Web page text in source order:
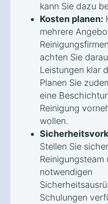
kann Sie dazu
Kosten planen:
mehrere
achten Sie
Leistungen klar
Planen Sie
eine
Reinigung
wollen.
Stellen Sie
Reinigungsteam
notwendigen
Schulungen